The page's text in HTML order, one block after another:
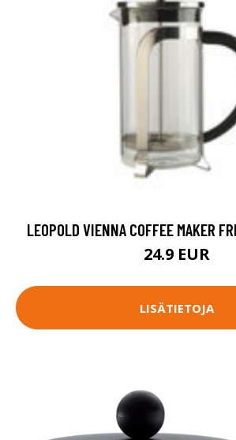
LEOPOLD VIENNA COFFEE MAKER
24.9 EUR
LISÄTIETOJA